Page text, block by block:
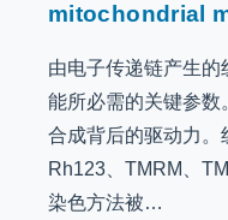
mitochondrial
由电子传递链产生
能所必需的关键参数
合成背后的驱动力。
Rh123、TMRM、
染色方法被…